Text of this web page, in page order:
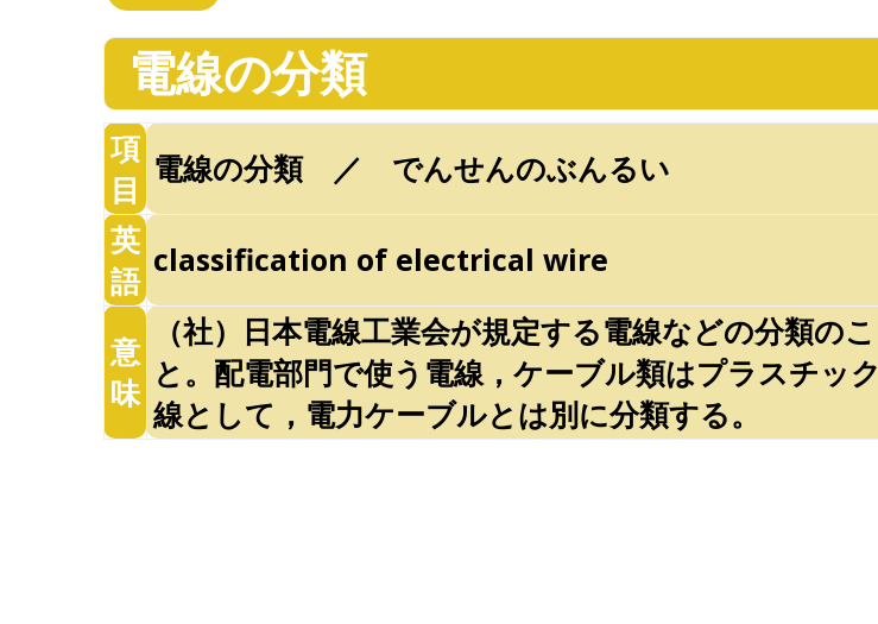
電線の分類
項
目
電線の分類 ／ でんせんのぶんるい
英
語
classification of electrical wire
意
味
（社）日本電線工業会が規定する電線などの分類のこ
と。配電部門で使う電線，ケーブル類はプラスチック
線として，電力ケーブルとは別に分類する。